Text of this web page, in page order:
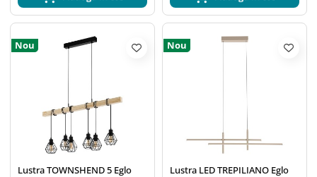
Nou
Lustra TOWNSHEND 5 Eglo
Nou
Lustra LED TREPILIANO Eglo